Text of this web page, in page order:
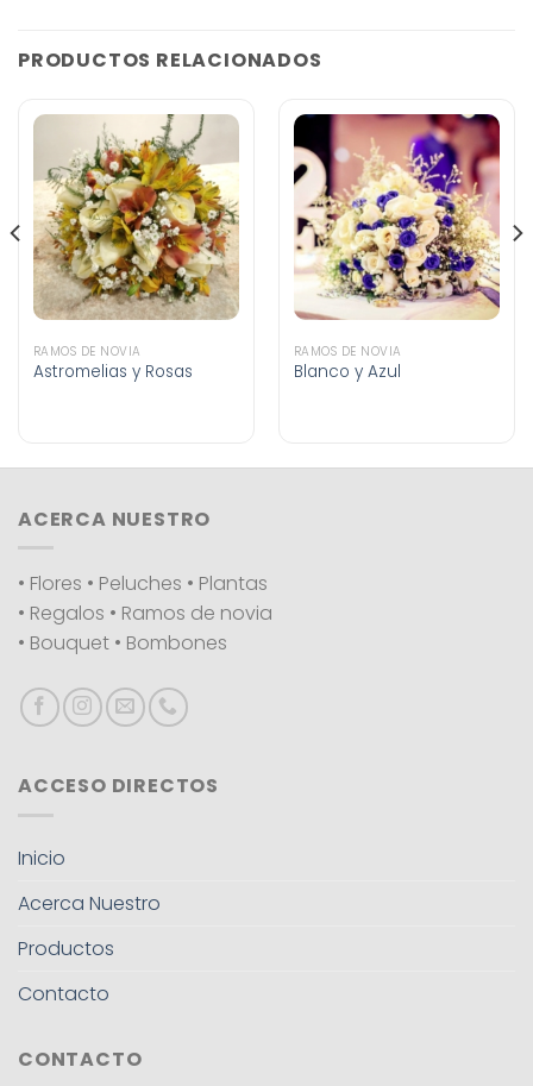
PRODUCTOS RELACIONADOS
RAMOS DE NOVIA
Astromelias y Rosas
RAMOS DE NOVIA
Blanco y Azul
ACERCA NUESTRO
• Flores • Peluches • Plantas
• Regalos • Ramos de novia
• Bouquet • Bombones
ACCESO DIRECTOS
Inicio
Acerca Nuestro
Productos
Contacto
CONTACTO